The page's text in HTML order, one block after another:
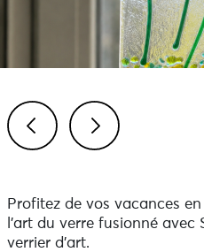
Profitez de vos vacances
l’art du verre fusionné
verrier d'art.